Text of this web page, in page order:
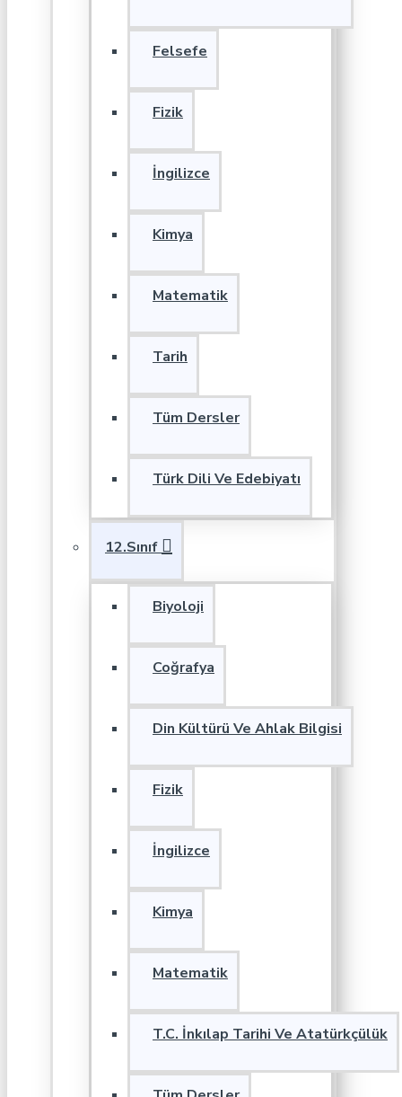
Felsefe
Fizik
İngilizce
Kimya
Matematik
Tarih
Tüm Dersler
Türk Dili Ve Edebiyatı
12.Sınıf
Biyoloji
Coğrafya
Din Kültürü Ve Ahlak Bilgisi
Fizik
İngilizce
Kimya
Matematik
T.C. İnkılap Tarihi Ve Atatürkçülük